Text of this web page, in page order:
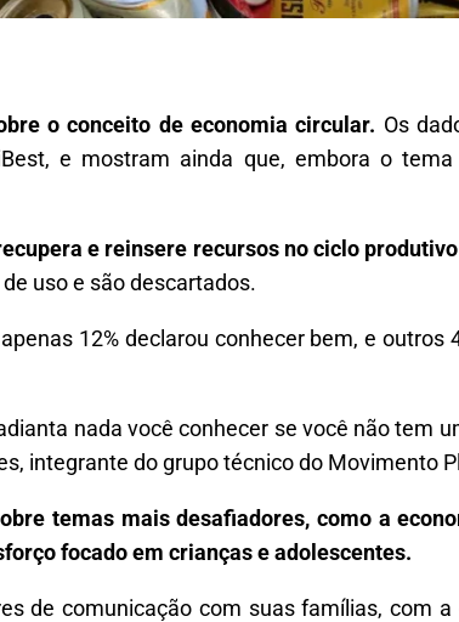
o conceito de economia circular. Os
e mostram ainda que, embora o
e reinsere recursos no ciclo produtivo
uso e são descartados.
12% declarou conhecer bem, e outros
nada você conhecer se você não tem
integrante do grupo técnico do Movimento
temas mais desafiadores, como a
focado em crianças e adolescentes.
de comunicação com suas famílias, com